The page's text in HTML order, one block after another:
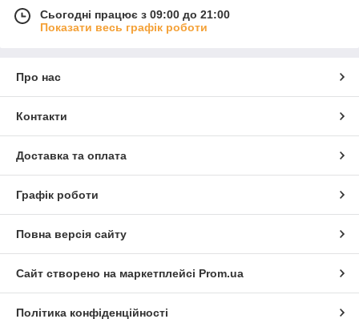
Сьогодні працює з 09:00 до 21:00
Показати весь графік роботи
Про нас
Контакти
Доставка та оплата
Графік роботи
Повна версія сайту
Сайт створено на маркетплейсі Prom.ua
Політика конфіденційності